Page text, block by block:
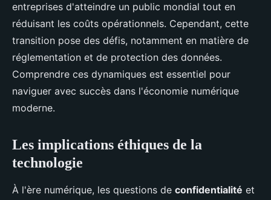
entreprises d'atteindre un public mondial tout en
réduisant les coûts opérationnels. Cependant, cette
transition pose des défis, notamment en matière de
réglementation et de protection des données.
Comprendre ces dynamiques est essentiel pour
naviguer avec succès dans l'économie numérique
moderne.
Les implications éthiques de la
technologie
À l'ère numérique, les questions de confidentialité et